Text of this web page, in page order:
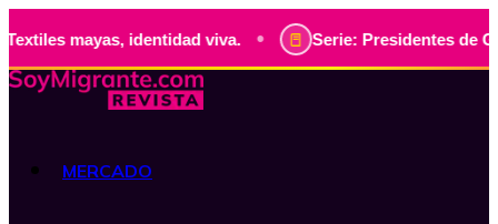
identidad viva. • Serie: Presidentes de Guatemala,
MERCADO